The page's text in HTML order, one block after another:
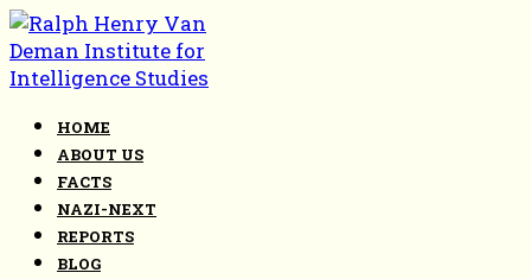
Skip
to
content
HOME
ABOUT US
FACTS
NAZI-NEXT
REPORTS
BLOG